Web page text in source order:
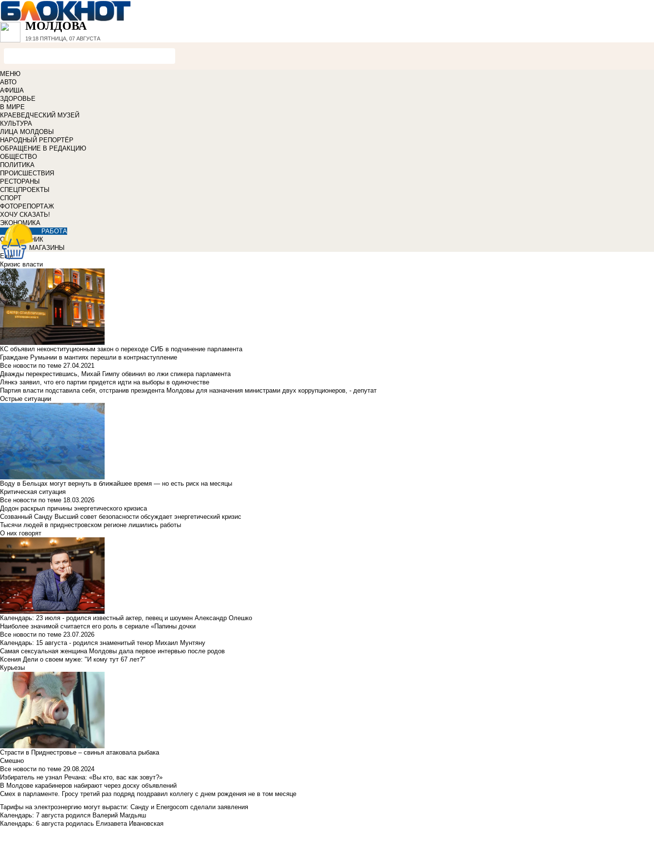
МОЛДОВА
19:18 ПЯТНИЦА, 07 АВГУСТА
МЕНЮ
АВТО
АФИША
ЗДОРОВЬЕ
В МИРЕ
КРАЕВЕДЧЕСКИЙ МУЗЕЙ
КУЛЬТУРА
ЛИЦА МОЛДОВЫ
НАРОДНЫЙ РЕПОРТЁР
ОБРАЩЕНИЕ В РЕДАКЦИЮ
ОБЩЕСТВО
ПОЛИТИКА
ПРОИСШЕСТВИЯ
РЕСТОРАНЫ
СПЕЦПРОЕКТЫ
СПОРТ
ФОТОРЕПОРТАЖ
ХОЧУ СКАЗАТЬ!
ЭКОНОМИКА
РАБОТА
СПРАВОЧНИК
МАГАЗИНЫ
Еще
Кризис власти
КС объявил неконституционным закон о переходе СИБ в подчинение парламента
Граждане Румынии в мантиях перешли в контрнаступление
Все новости по теме 27.04.2021
Дважды перекрестившись, Михай Гимпу обвинил во лжи спикера парламента
Лянкэ заявил, что его партии придется идти на выборы в одиночестве
Партия власти подставила себя, отстранив президента Молдовы для назначения министрами двух коррупционеров, - депутат
Острые ситуации
Воду в Бельцах могут вернуть в ближайшее время — но есть риск на месяцы
Критическая ситуация
Все новости по теме 18.03.2026
Додон раскрыл причины энергетического кризиса
Созванный Санду Высший совет безопасности обсуждает энергетический кризис
Тысячи людей в приднестровском регионе лишились работы
О них говорят
Календарь: 23 июля - родился известный актер, певец и шоумен Александр Олешко
Наиболее значимой считается его роль в сериале «Папины дочки
Все новости по теме 23.07.2026
Календарь: 15 августа - родился знаменитый тенор Михаил Мунтяну
Самая сексуальная женщина Молдовы дала первое интервью после родов
Ксения Дели о своем муже: "И кому тут 67 лет?"
Курьезы
Страсти в Приднестровье – свинья атаковала рыбака
Смешно
Все новости по теме 29.08.2024
Избиратель не узнал Речана: «Вы кто, вас как зовут?»
В Молдове карабинеров набирают через доску объявлений
Смех в парламенте. Гросу третий раз подряд поздравил коллегу с днем рождения не в том месяце
Тарифы на электроэнергию могут вырасти: Санду и Energocom сделали заявления
Календарь: 7 августа родился Валерий Магдьяш
Календарь: 6 августа родилась Елизавета Ивановская